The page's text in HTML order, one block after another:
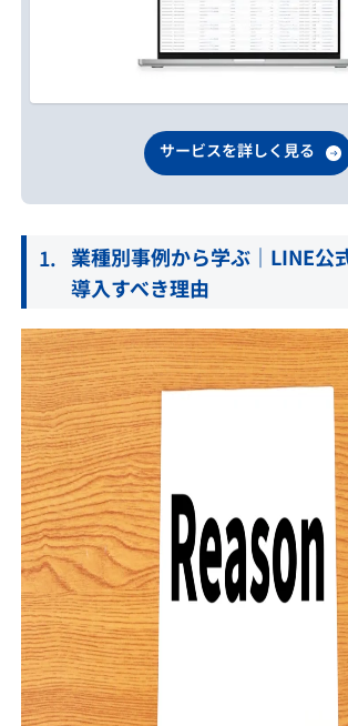
サービスを詳しく見る
業種別事例から学ぶ｜LINE公
導入すべき理由